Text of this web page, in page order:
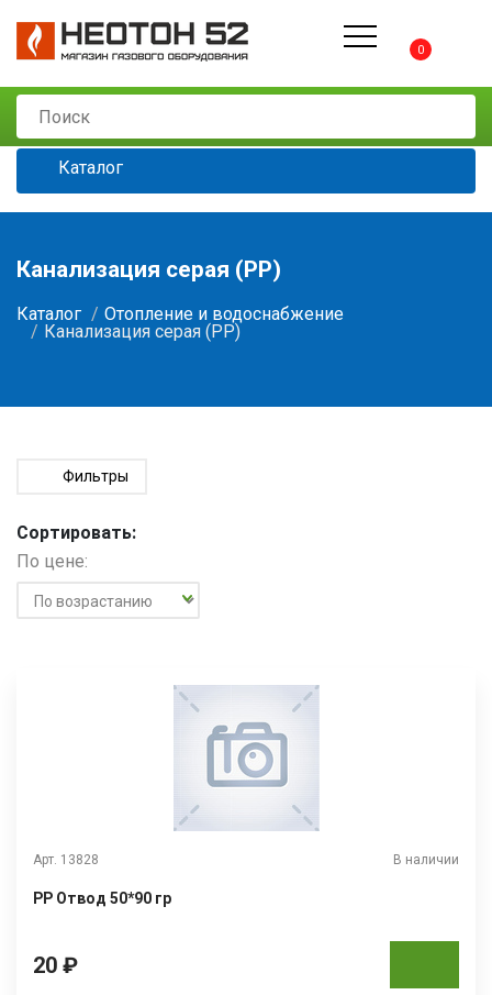
0
Каталог
Канализация серая (РР)
Каталог
Отопление и водоснабжение
Канализация серая (РР)
Фильтры
Сортировать:
По цене:
Арт. 13828 В наличии
РР Отвод 50*90 гр
20 ₽